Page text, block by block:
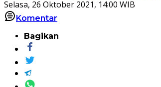
Selasa, 26 Oktober 2021, 14:00 WIB
Komentar
Bagikan